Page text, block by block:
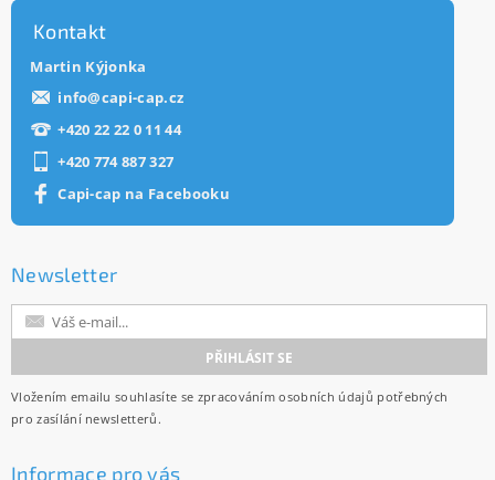
Kontakt
Martin Kýjonka
info@capi-cap.cz
+420 22 22 0 11 44
+420 774 887 327
Capi-cap na Facebooku
Newsletter
Vložením emailu souhlasíte se zpracováním osobních údajů potřebných
pro zasílání newsletterů.
Informace pro vás